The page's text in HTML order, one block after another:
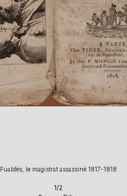
Fualdès, le magistrat assassiné 1817-1818
1/2